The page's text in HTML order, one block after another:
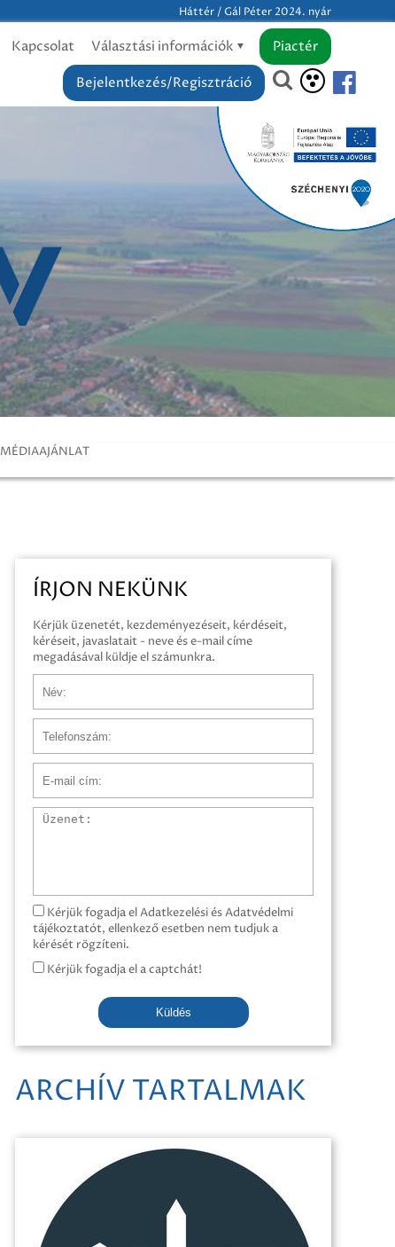
Háttér / Gál Péter 2024. nyár
Kapcsolat Választási információk
Piactér
Bejelentkezés/Regisztráció
MÉDIAAJÁNLAT
ÍRJON NEKÜNK
Kérjük üzenetét, kezdeményezéseit, kérdéseit,
kéréseit, javaslatait - neve és e-mail címe
megadásával küldje el számunkra.
Üzenet
Kérjük fogadja el Adatkezelési és Adatvédelmi
tájékoztatót, ellenkező esetben nem tudjuk a
kérését rögzíteni.
Kérjük fogadja el a captchát!
Küldés
ARCHÍV TARTALMAK